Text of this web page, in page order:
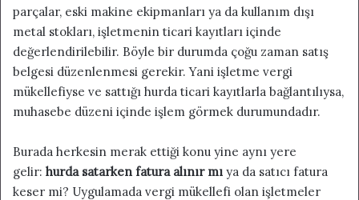
parçalar, eski makine ekipmanları ya da kullanım dışı
metal stokları, işletmenin ticari kayıtları içinde
değerlendirilebilir. Böyle bir durumda çoğu zaman satış
belgesi düzenlenmesi gerekir. Yani işletme vergi
mükellefiyse ve sattığı hurda ticari kayıtlarla bağlantılıysa,
muhasebe düzeni içinde işlem görmek durumundadır.
Burada herkesin merak ettiği konu yine aynı yere
gelir: hurda satarken fatura alınır mı ya da satıcı fatura
keser mi? Uygulamada vergi mükellefi olan işletmeler